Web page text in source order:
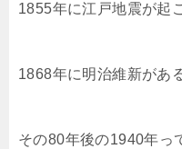
1855年に江戸地震が起
1868年に明治維新があ
その80年後の1940年っ